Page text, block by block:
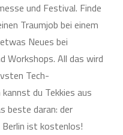
und Festival. Finde
Traumjob bei einem
Neues bei
Workshops. All das wird
Tech-
du Tekkies aus
beste daran: der
ist kostenlos!